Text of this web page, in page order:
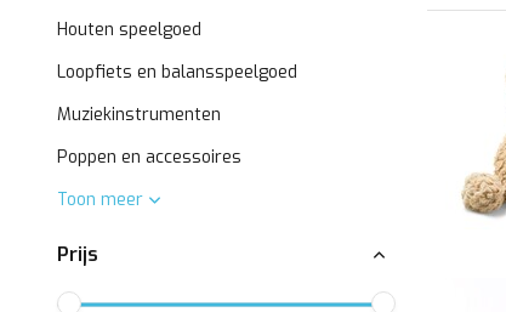
Houten speelgoed
Loopfiets en balansspeelgoed
Muziekinstrumenten
Poppen en accessoires
Toon meer
Prijs